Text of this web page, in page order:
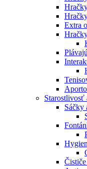
Extra
Starostlivosť
Sáčky